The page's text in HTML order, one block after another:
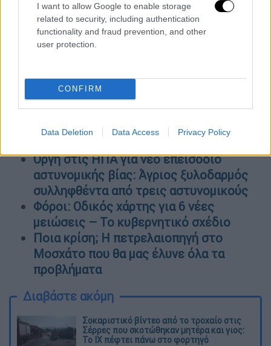
I want to allow Google to enable storage
related to security, including authentication
functionality and fraud prevention, and other
user protection.
CONFIRM
Data Deletion Data Access Privacy Policy
γνωστοποιήθηκαν τα αρχεία που
δημιουργήθηκαν από την επισύνδεση της
ΕΥΠ στο κινητό του Νίκου Ανδρουλάκη
Το ΠΑΣΟΚ-ΚΙΝΑΛ κατέθεσε αίτημα για
άμεση σύγκληση της Επιτροπής Θεσμών
και Διαφάνειας της Βουλής - Ζητά να
Οργή στις ΗΠΑ για νέο επεισόδιο
αστυνομικής βίας: Άγριος ξυλοδαρμός
συλληφθέντα από τρεις αστυνομικούς
Φόροι: Οδικός χάρτης για 6 νέες
μειώσεις – Το κυβερνητικό σχέδιο
Ποια κρίση; Η πετρελαιοπηγή στο
Μοσχάτο που θα μας έλυνε όλα τα
προβλήματα
Διαβάστε ακόμη
Σοκαριστικό βίντεο από το τροχαίο στις
Σέρρες που σκοτώθηκαν μητέρα και γιος:
Το ΙΧ πέφτει πάνω στο φορτηγό